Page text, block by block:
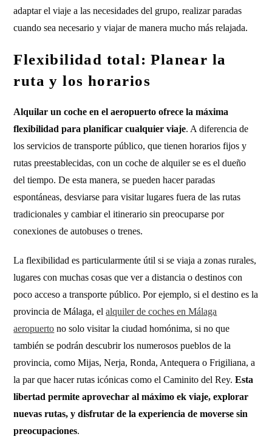
adaptar el viaje a las necesidades del grupo, realizar paradas
cuando sea necesario y viajar de manera mucho más relajada.
Flexibilidad total: Planear la
ruta y los horarios
Alquilar un coche en el aeropuerto ofrece la máxima
flexibilidad para planificar cualquier viaje. A diferencia de
los servicios de transporte público, que tienen horarios fijos y
rutas preestablecidas, con un coche de alquiler se es el dueño
del tiempo. De esta manera, se pueden hacer paradas
espontáneas, desviarse para visitar lugares fuera de las rutas
tradicionales y cambiar el itinerario sin preocuparse por
conexiones de autobuses o trenes.
La flexibilidad es particularmente útil si se viaja a zonas rurales,
lugares con muchas cosas que ver a distancia o destinos con
poco acceso a transporte público. Por ejemplo, si el destino es la
provincia de Málaga, elalquiler de coches en Málaga
aeropuerto no solo visitar la ciudad homónima, si no que
también se podrán descubrir los numerosos pueblos de la
provincia, como Mijas, Nerja, Ronda, Antequera o Frigiliana, a
la par que hacer rutas icónicas como el Caminito del Rey.Esta
libertad permite aprovechar al máximo ek viaje, explorar
nuevas rutas, y disfrutar de la experiencia de moverse sin
preocupaciones.